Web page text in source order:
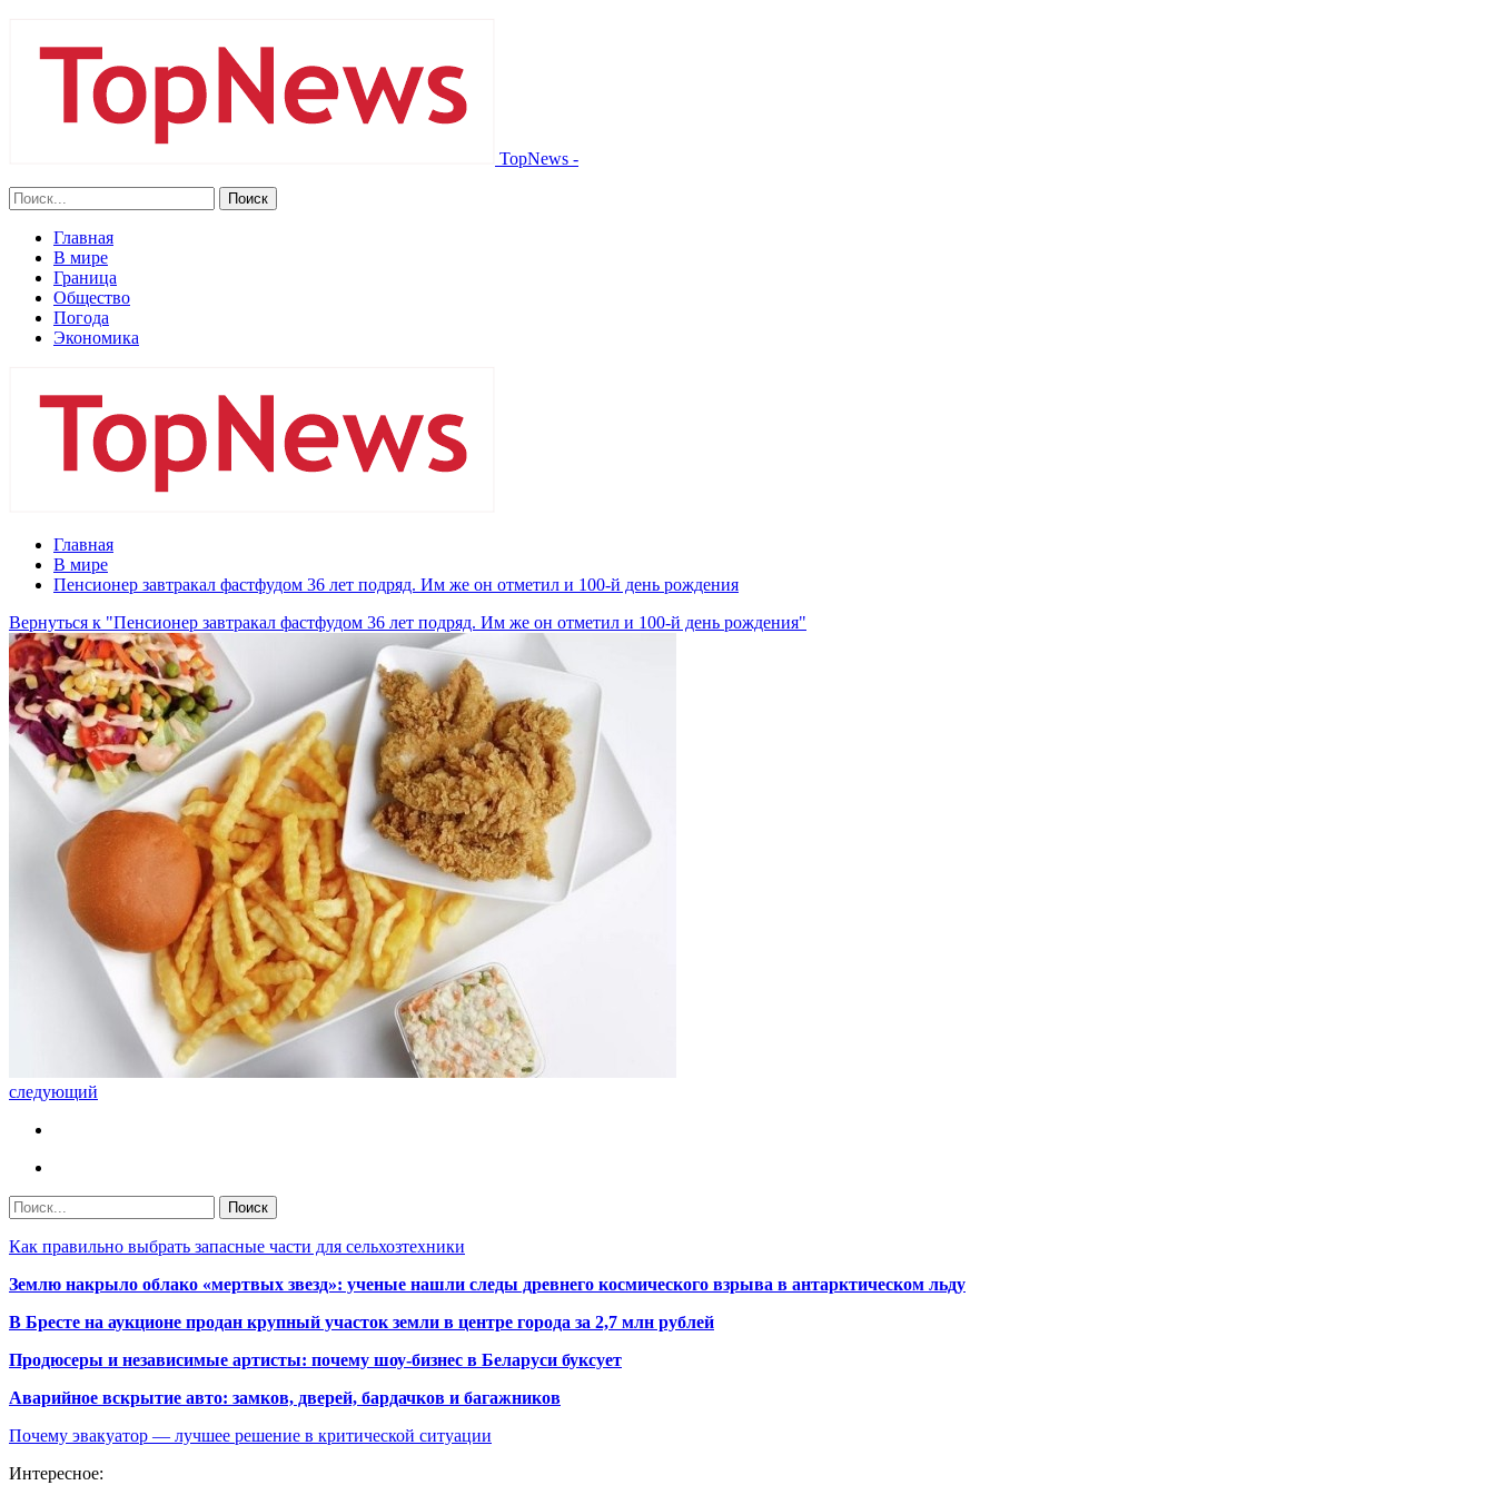
TopNews -
Главная
В мире
Граница
Общество
Погода
Экономика
Главная
В мире
Пенсионер завтракал фастфудом 36 лет подряд. Им же он отметил и 100-й день рождения
Вернуться к "Пенсионер завтракал фастфудом 36 лет подряд. Им же он отметил и 100-й день рождения"
следующий
Как правильно выбрать запасные части для сельхозтехники
Землю накрыло облако «мертвых звезд»: ученые нашли следы древнего космического взрыва в антарктическом льду
В Бресте на аукционе продан крупный участок земли в центре города за 2,7 млн рублей
Продюсеры и независимые артисты: почему шоу-бизнес в Беларуси буксует
Аварийное вскрытие авто: замков, дверей, бардачков и багажников
Почему эвакуатор — лучшее решение в критической ситуации
Интересное: